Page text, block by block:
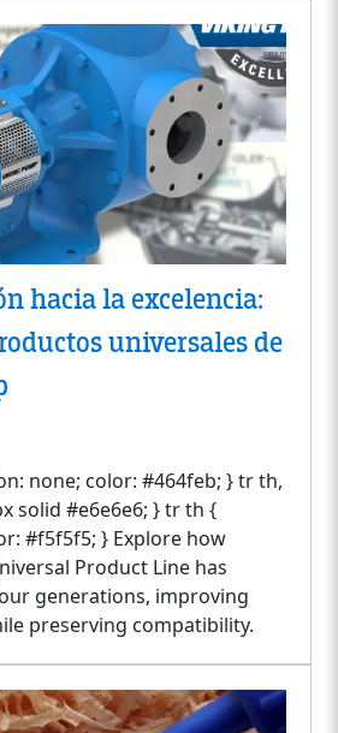
hacia la excelencia:
universales de
none; color: #464feb; } tr th,
solid #e6e6e6; } tr th {
#f5f5f5; } Explore how
Product Line has
generations, improving
preserving compatibility.